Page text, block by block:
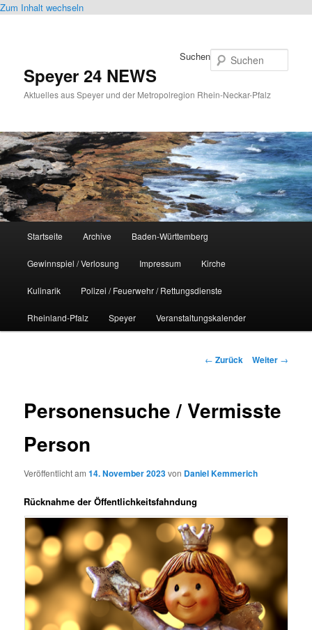
Zum Inhalt wechseln
Speyer 24 NEWS
Aktuelles aus Speyer und der Metropolregion Rhein-Neckar-Pfalz
Suchen
Startseite Archive Baden-Württemberg
Gewinnspiel / Verlosung Impressum Kirche
Kulinarik Polizei / Feuerwehr / Rettungsdienste
Rheinland-Pfalz Speyer Veranstaltungskalender
Beitrags-
← Zurück Weiter →
Personensuche / Vermisste
Person
Veröffentlicht am14. November 2023von Daniel Kemmerich
Rücknahme der Öffentlichkeitsfahndung